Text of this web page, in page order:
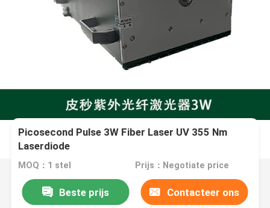
Picosecond Pulse 3W Fiber Laser UV 355 Nm
Laserdiode
MOQ：1 stel Prijs：Negotiate price
Beste prijs Contacteer ons